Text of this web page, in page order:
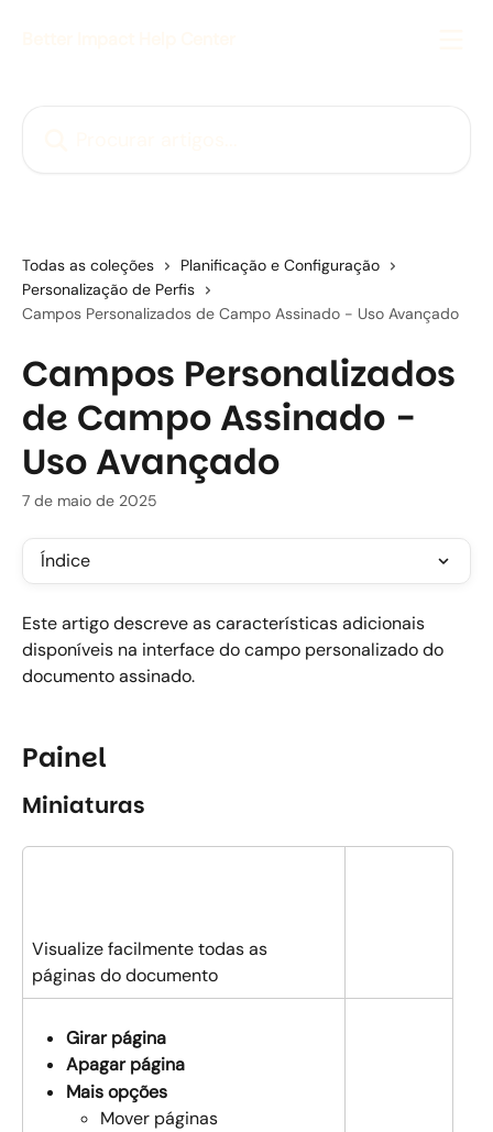
Todas as coleções
Planificação e Configuração
Personalização de Perfis
Campos Personalizados de Campo Assinado - Uso Avançado
Campos Personalizados
de Campo Assinado -
Uso Avançado
7 de maio de 2025
Índice
Este artigo descreve as características adicionais
disponíveis na interface do campo personalizado do
documento assinado.
Painel
Miniaturas
Visualize facilmente todas as
páginas do documento
Girar página
Apagar página
Mais opções
Mover páginas